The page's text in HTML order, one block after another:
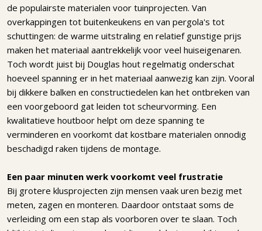
de populairste materialen voor tuinprojecten. Van
overkappingen tot buitenkeukens en van pergola's tot
schuttingen: de warme uitstraling en relatief gunstige prijs
maken het materiaal aantrekkelijk voor veel huiseigenaren.
Toch wordt juist bij Douglas hout regelmatig onderschat
hoeveel spanning er in het materiaal aanwezig kan zijn. Vooral
bij dikkere balken en constructiedelen kan het ontbreken van
een voorgeboord gat leiden tot scheurvorming. Een
kwalitatieve houtboor helpt om deze spanning te
verminderen en voorkomt dat kostbare materialen onnodig
beschadigd raken tijdens de montage.
Een paar minuten werk voorkomt veel frustratie
Bij grotere klusprojecten zijn mensen vaak uren bezig met
meten, zagen en monteren. Daardoor ontstaat soms de
verleiding om een stap als voorboren over te slaan. Toch